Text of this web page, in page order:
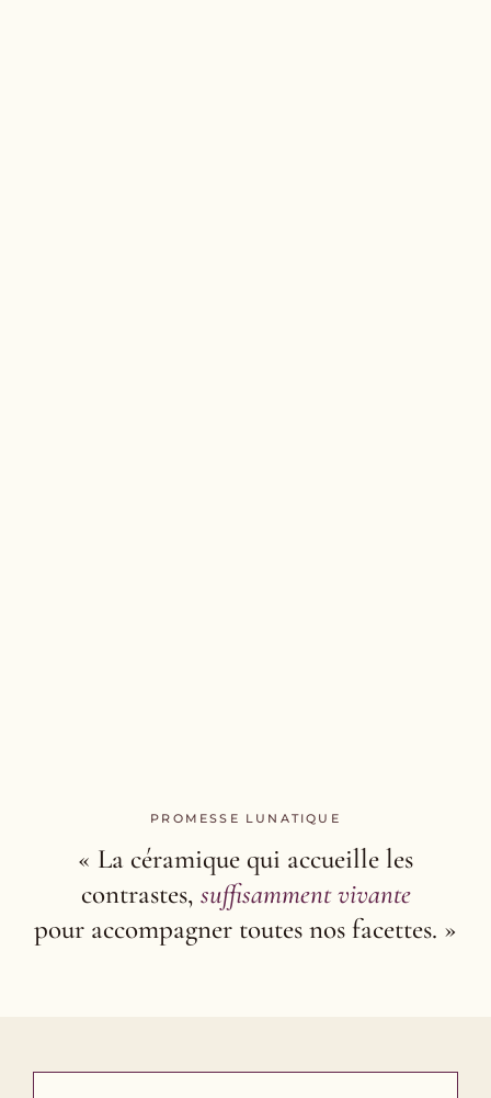
PROMESSE LUNATIQUE
« La céramique qui accueille les
contrastes, suffisamment vivante
pour accompagner toutes nos facettes. »